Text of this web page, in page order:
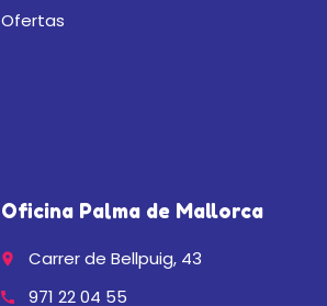
Ofertas
Oficina Palma de Mallorca
place Carrer de Bellpuig, 43
call 971 22 04 55